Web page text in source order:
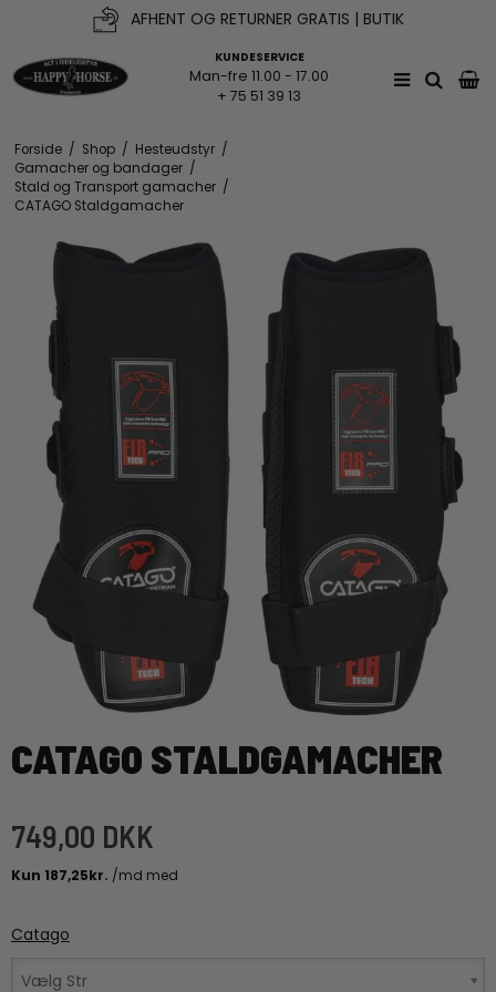
AFHENT OG RETURNER GRATIS | BUTIK
KUNDESERVICE
Man-fre 11.00 - 17.00
+ 75 51 39 13
Forside / Shop / Hesteudstyr /
Gamacher og bandager /
Stald og Transport gamacher /
CATAGO Staldgamacher
CATAGO STALDGAMACHER
749,00 DKK
Catago
Vælg Str